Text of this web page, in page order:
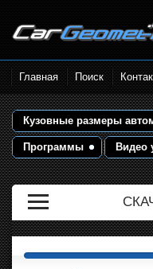
Размеры кузова
Контрольные точки и
размеры. Геометрия
Главная Поиск
Кузовные размеры
Программы Видео